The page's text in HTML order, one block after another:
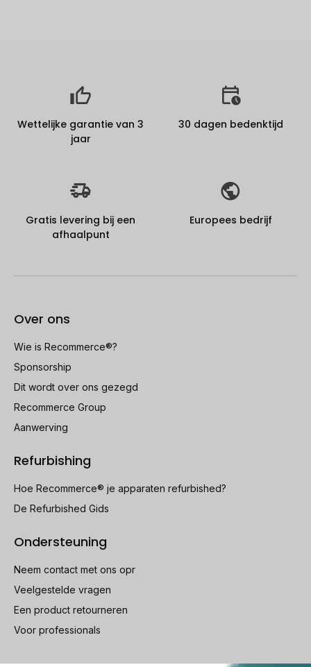
Wettelijke garantie van 3
jaar
30 dagen bedenktijd
Gratis levering bij een
afhaalpunt
Europees bedrijf
Over ons
Wie is Recommerce®?
Sponsorship
Dit wordt over ons gezegd
Recommerce Group
Aanwerving
Refurbishing
Hoe Recommerce® je apparaten refurbished?
De Refurbished Gids
Ondersteuning
Neem contact met ons opr
Veelgestelde vragen
Een product retourneren
Voor professionals